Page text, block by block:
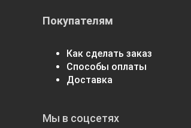
Покупателям
Как сделать заказ
Способы оплаты
Доставка
Мы в соцсетях